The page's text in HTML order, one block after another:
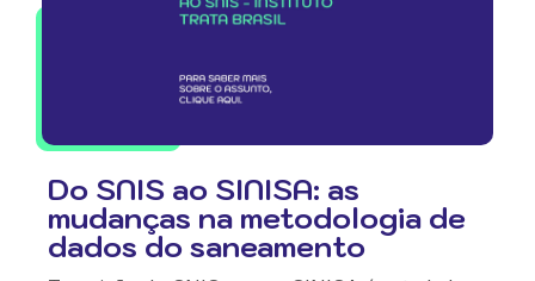
Do SNIS ao SINISA: as
mudanças na metodologia de
dados do saneamento